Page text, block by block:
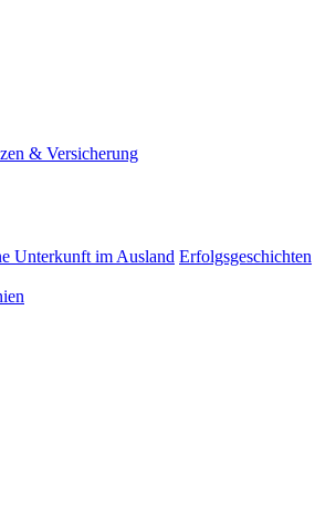
& Versicherung
Unterkunft im Ausland Erfolgsgeschichten